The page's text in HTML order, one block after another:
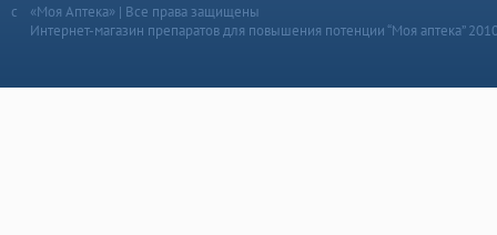
«Моя Аптека» | Все права защищены
Интернет-магазин препаратов для повышения потенции “Моя аптека”